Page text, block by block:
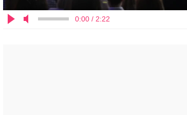
0:00 / 2:22